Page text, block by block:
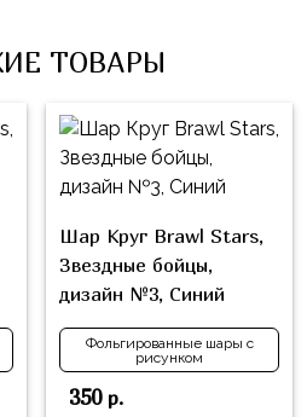
ТОВАРЫ
Шар Круг Brawl Stars,
Звездные бойцы,
дизайн №3, Синий
Фольгированные шары с
рисунком
350р.